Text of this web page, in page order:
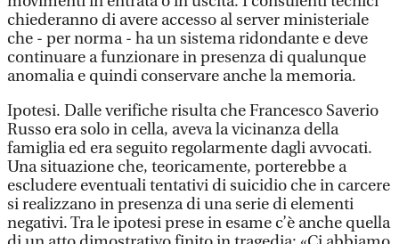
chiederanno di avere accesso al server ministeriale
che - per norma - ha un sistema ridondante e deve
continuare a funzionare in presenza di qualunque
anomalia e quindi conservare anche la memoria.
Ipotesi. Dalle verifiche risulta che Francesco Saverio
Russo era solo in cella, aveva la vicinanza della
famiglia ed era seguito regolarmente dagli avvocati.
Una situazione che, teoricamente, porterebbe a
escludere eventuali tentativi di suicidio che in carcere
si realizzano in presenza di una serie di elementi
negativi. Tra le ipotesi prese in esame c’è anche quella